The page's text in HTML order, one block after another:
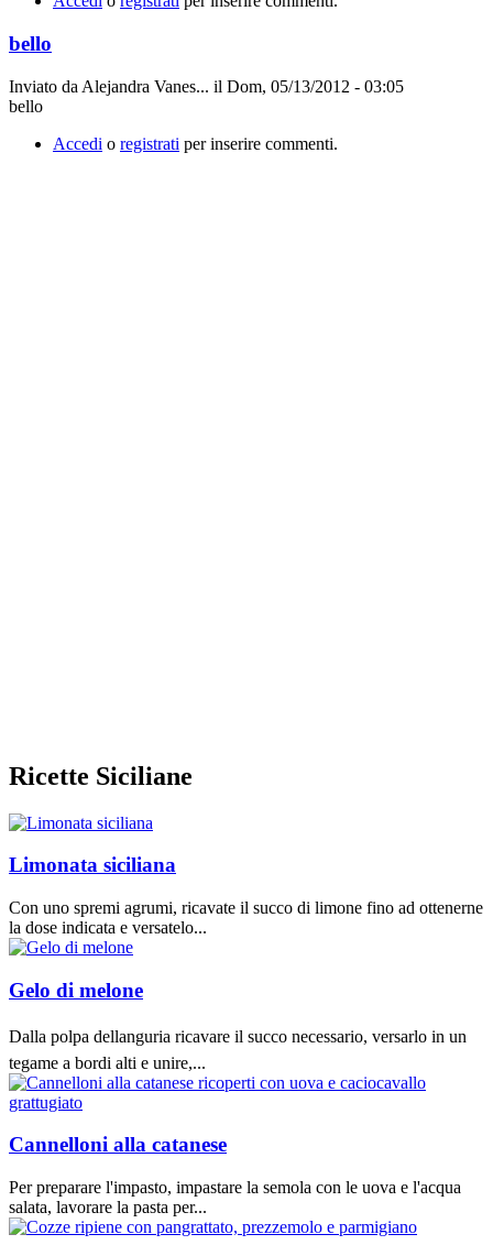
bello
Inviato da Alejandra Vanes... il Dom, 05/13/2012 - 03:05
bello
Accedi o registrati per inserire commenti.
Ricette Siciliane
Limonata siciliana
Con uno spremi agrumi, ricavate il succo di limone fino ad ottenerne
la dose indicata e versatelo...
Gelo di melone
Dalla polpa dellanguria ricavare il succo necessario, versarlo in un
tegame a bordi alti e unire,...
Cannelloni alla catanese
Per preparare l'impasto, impastare la semola con le uova e l'acqua
salata, lavorare la pasta per...